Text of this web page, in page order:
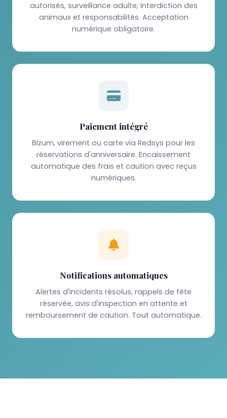
autorisés, surveillance adulte, interdiction des
animaux et responsabilités. Acceptation
numérique obligatoire.
Paiement intégré
Bizum, virement ou carte via Redsys pour les
réservations d'anniversaire. Encaissement
automatique des frais et caution avec reçus
numériques.
Notifications automatiques
Alertes d'incidents résolus, rappels de fête
réservée, avis d'inspection en attente et
remboursement de caution. Tout automatique.